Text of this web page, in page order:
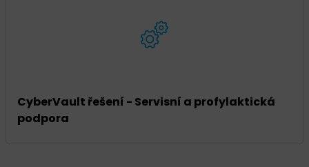
CyberVault řešení - Servisní a profylaktická
podpora